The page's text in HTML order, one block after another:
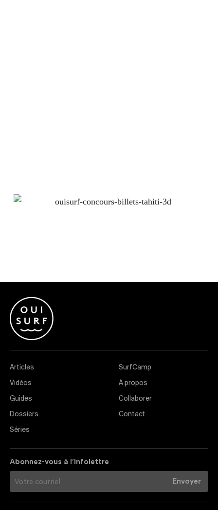
Articles
Vidéos
Guides
Dossiers
Séries
SurfCamp
À propos
Collaborer
Contact
Abonnez-vous à l’infolettre